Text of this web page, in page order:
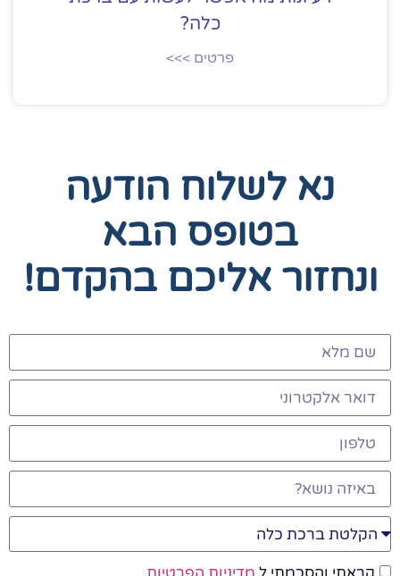
כלה?
פרטים >>>
נא לשלוח הודעה
בטופס הבא
ונחזור אליכם בהקדם!